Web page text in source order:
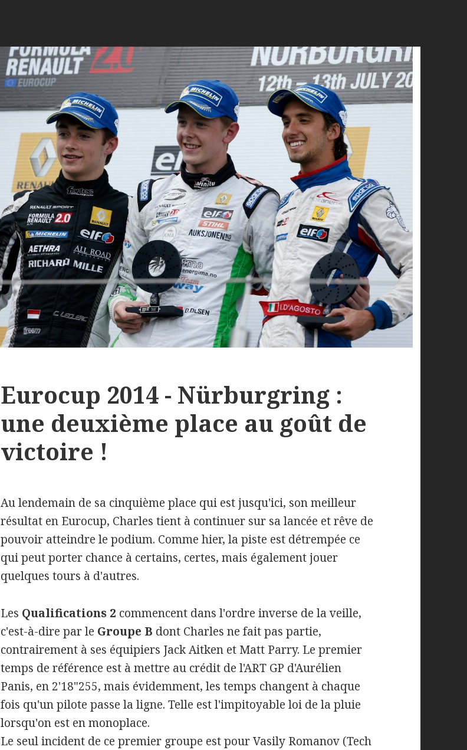
Eurocup 2014 - Nürburgring :
une deuxième place au goût de
victoire !
Au lendemain de sa cinquième place qui est jusqu'ici, son meilleur
résultat en Eurocup, Charles tient à continuer sur sa lancée et rêve de
pouvoir atteindre le podium. Comme hier, la piste est détrempée ce
qui peut porter chance à certains, certes, mais également jouer
quelques tours à d'autres.
Les Qualifications 2 commencent dans l'ordre inverse de la veille,
c'est-à-dire par le Groupe B dont Charles ne fait pas partie,
contrairement à ses équipiers Jack Aitken et Matt Parry. Le premier
temps de référence est à mettre au crédit de l'ART GP d'Aurélien
Panis, en 2'18"255, mais évidemment, les temps changent à chaque
fois qu'un pilote passe la ligne. Telle est l'impitoyable loi de la pluie
lorsqu'on est en monoplace.
Le seul incident de ce premier groupe est pour Vasily Romanov (Tech